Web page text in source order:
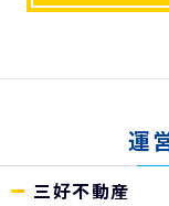
運
三好不動産